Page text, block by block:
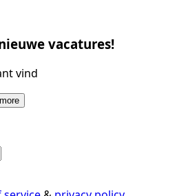
vacatures!
vind